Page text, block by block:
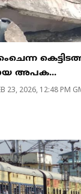
അപക...
23, 2026, 12:48 PM